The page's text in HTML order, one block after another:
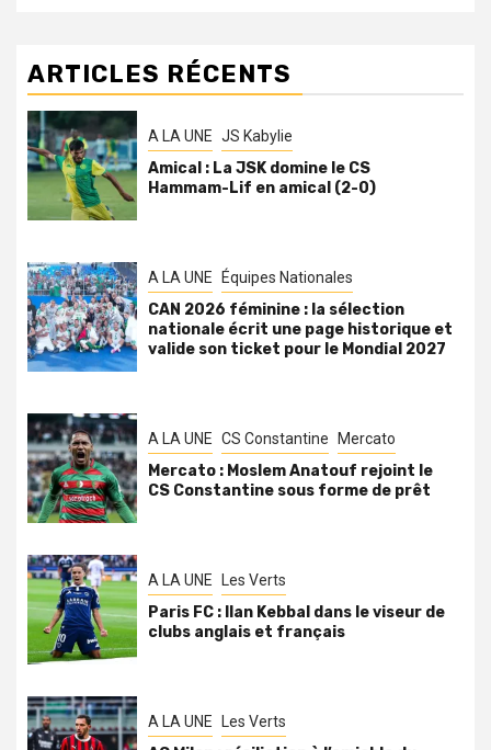
ARTICLES RÉCENTS
A LA UNE JS Kabylie
Amical : La JSK domine le CS
Hammam-Lif en amical (2-0)
A LA UNE Équipes Nationales
CAN 2026 féminine : la sélection
nationale écrit une page historique et
valide son ticket pour le Mondial 2027
A LA UNE CS Constantine Mercato
Mercato : Moslem Anatouf rejoint le
CS Constantine sous forme de prêt
A LA UNE Les Verts
Paris FC : Ilan Kebbal dans le viseur de
clubs anglais et français
A LA UNE Les Verts